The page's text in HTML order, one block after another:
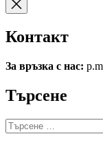
Контакт
За връзка с нас:
Търсене
Търсене
за: